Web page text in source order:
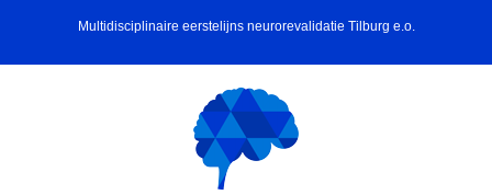
Multidisciplinaire eerstelijns neurorevalidatie Tilburg e.o.